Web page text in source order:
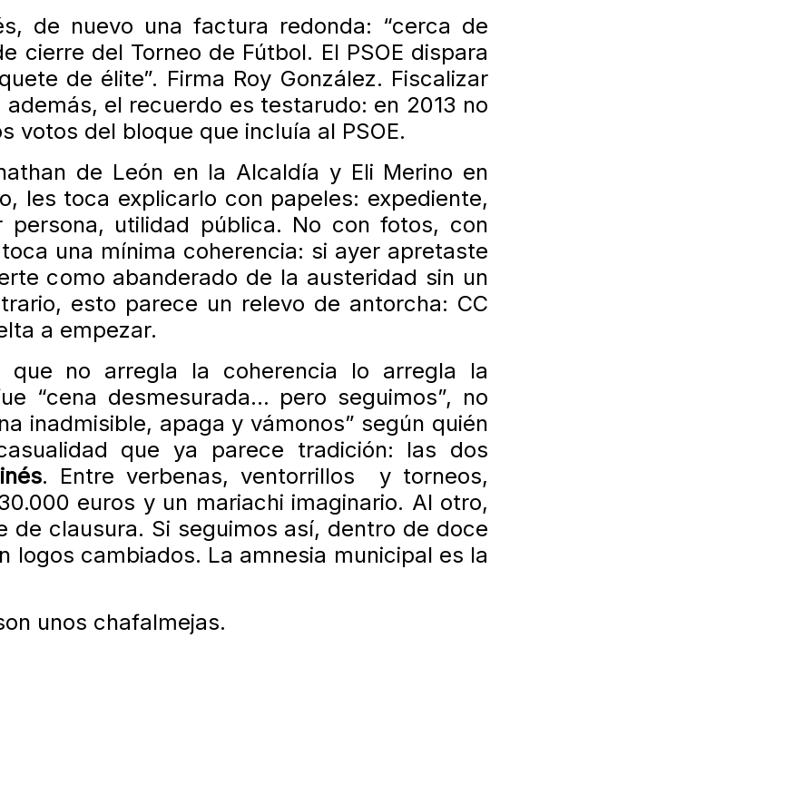
de nuevo una factura redonda: “cerca de
cierre del Torneo de Fútbol. El PSOE dispara
de élite”. Firma Roy González. Fiscalizar
el recuerdo es testarudo: en 2013 no
votos del bloque que incluía al PSOE.
de León en la Alcaldía y Eli Merino en
les toca explicarlo con papeles: expediente,
utilidad pública. No con fotos, con
una mínima coherencia: si ayer apretaste
como abanderado de la austeridad sin un
esto parece un relevo de antorcha: CC
a empezar.
no arregla la coherencia lo arregla la
“cena desmesurada… pero seguimos”, no
inadmisible, apaga y vámonos” según quién
que ya parece tradición: las dos
. Entre verbenas, ventorrillos y torneos,
euros y un mariachi imaginario. Al otro,
de clausura. Si seguimos así, dentro de doce
logos cambiados. La amnesia municipal es la
unos chafalmejas.